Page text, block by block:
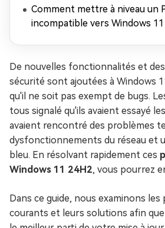
Comment mettre à niveau un
incompatible vers Windows
De nouvelles fonctionnalités et
sécurité sont ajoutées à Windows
qu'il ne soit pas exempt de bugs.
tous signalé qu'ils avaient essayé
avaient rencontré des problèmes
dysfonctionnements du réseau et
bleu. En résolvant rapidement ces
Windows 11 24H2, vous pourrez
Dans ce guide, nous examinons
courants et leurs solutions afin